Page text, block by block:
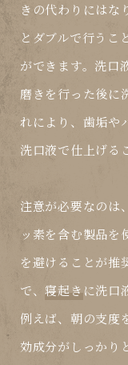
きの代わりにはな
とダブルで行うこ
ができます。洗口
磨きを行った後に
れにより、歯垢や
洗口液で仕上げる
注意が必要なのは
ッ素を含む製品を
を避けることが推
で、寝起き に洗口
例えば、朝の支度
効成分がしっかり